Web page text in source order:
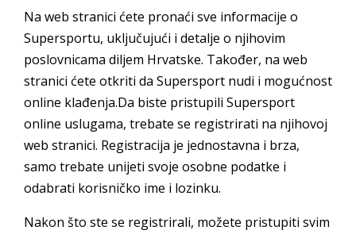
Na web stranici ćete pronaći sve informacije o
Supersportu, uključujući i detalje o njihovim
poslovnicama diljem Hrvatske. Također, na web
stranici ćete otkriti da Supersport nudi i mogućnost
online klađenja.Da biste pristupili Supersport
online uslugama, trebate se registrirati na njihovoj
web stranici. Registracija je jednostavna i brza,
samo trebate unijeti svoje osobne podatke i
odabrati korisničko ime i lozinku.
Nakon što ste se registrirali, možete pristupiti svim